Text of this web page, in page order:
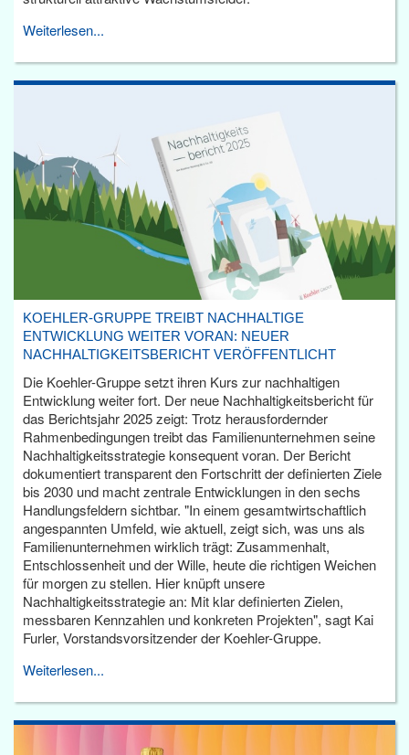
Weiterlesen...
KOEHLER-GRUPPE TREIBT NACHHALTIGE
ENTWICKLUNG WEITER VORAN: NEUER
NACHHALTIGKEITSBERICHT VERÖFFENTLICHT
Die Koehler-Gruppe setzt ihren Kurs zur nachhaltigen
Entwicklung weiter fort. Der neue Nachhaltigkeitsbericht für
das Berichtsjahr 2025 zeigt: Trotz herausfordernder
Rahmenbedingungen treibt das Familienunternehmen seine
Nachhaltigkeitsstrategie konsequent voran. Der Bericht
dokumentiert transparent den Fortschritt der definierten Ziele
bis 2030 und macht zentrale Entwicklungen in den sechs
Handlungsfeldern sichtbar. "In einem gesamtwirtschaftlich
angespannten Umfeld, wie aktuell, zeigt sich, was uns als
Familienunternehmen wirklich trägt: Zusammenhalt,
Entschlossenheit und der Wille, heute die richtigen Weichen
für morgen zu stellen. Hier knüpft unsere
Nachhaltigkeitsstrategie an: Mit klar definierten Zielen,
messbaren Kennzahlen und konkreten Projekten", sagt Kai
Furler, Vorstandsvorsitzender der Koehler-Gruppe.
Weiterlesen...